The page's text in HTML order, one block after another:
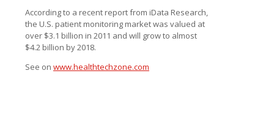
According to a recent report from iData Research,
the U.S. patient monitoring market was valued at
over $3.1 billion in 2011 and will grow to almost
$4.2 billion by 2018.
See on www.healthtechzone.com